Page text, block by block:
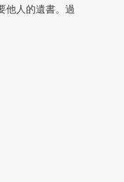
他人的遺書。過